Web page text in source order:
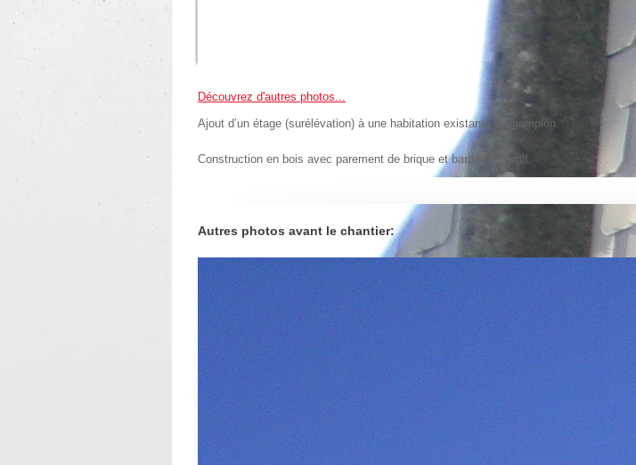
Découvrez d'autres photos...
Ajout d’un étage (surélévation) à une habitation existante à Champion.
Construction en bois avec parement de brique et bardage éternit.
Autres photos avant le chantier: